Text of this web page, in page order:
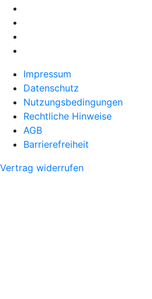
Impressum
Datenschutz
Nutzungsbedingungen
Rechtliche Hinweise
AGB
Barrierefreiheit
Vertrag widerrufen